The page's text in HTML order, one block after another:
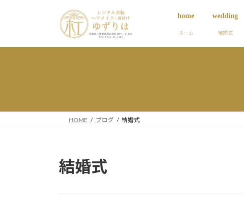
プ
動
home
ホーム
wedding
結婚式
HOME ブログ 結婚式
結婚式